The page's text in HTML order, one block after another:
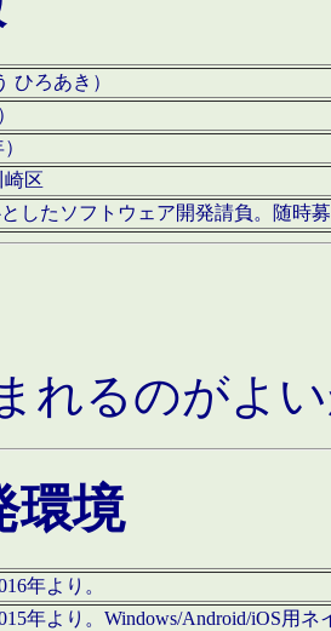
ひろあき）
崎区
したソフトウェア開発請負。随時
れるのがよ
環境
年より。
年より。Windows/Android/iOS用